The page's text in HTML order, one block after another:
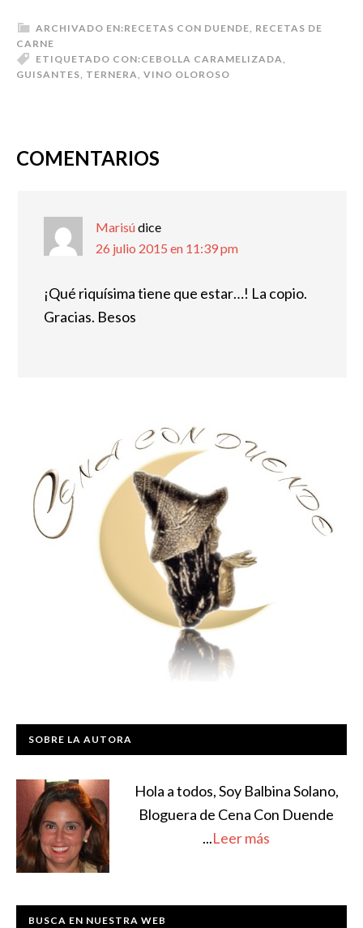
ARCHIVADO EN:RECETAS CON DUENDE RECETAS DE
CARNE
ETIQUETADO CON:CEBOLLA CARAMELIZADA
GUISANTES TERNERA VINO OLOROSO
COMENTARIOS
Marisúdice
26 julio 2015 en 11:39 pm
¡Qué riquísima tiene que estar…! La copio.
Gracias. Besos
SOBRE LA AUTORA
Hola a todos, Soy Balbina Solano,
Bloguera de Cena Con Duende
...Leer más
BUSCA EN NUESTRA WEB